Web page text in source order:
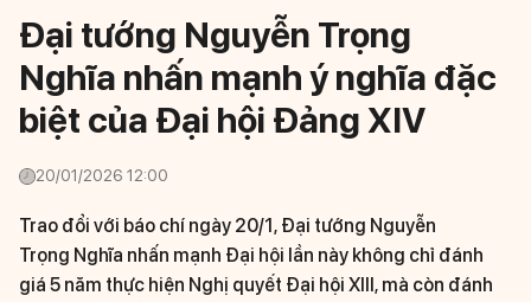
Đại tướng Nguyễn Trọng
Nghĩa nhấn mạnh ý nghĩa đặc
biệt của Đại hội Đảng XIV
20/01/2026 12:00
Trao đổi với báo chí ngày 20/1, Đại tướng Nguyễn
Trọng Nghĩa nhấn mạnh Đại hội lần này không chỉ đánh
giá 5 năm thực hiện Nghị quyết Đại hội XIII, mà còn đánh